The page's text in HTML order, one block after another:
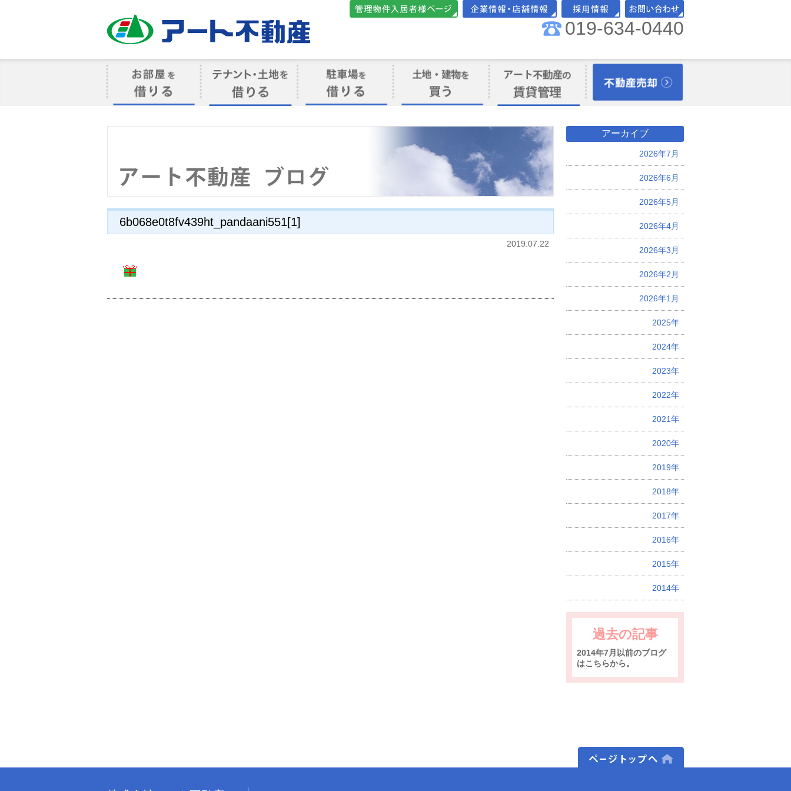
アート不動産
会社案内・店舗情報 採用情報 お問い合わせ
019-634-0440
け
6b068e0t8fv439ht_pandaani551[1]
2019.07.22
アーカイブ
2026年7月
2026年6月
2026年5月
2026年4月
2026年3月
2026年2月
2026年1月
2025年
2024年
2023年
2022年
2021年
2020年
2019年
2018年
2017年
2016年
2015年
2014年
過去の記事
2014年7月以前のブログ
はこちらから。